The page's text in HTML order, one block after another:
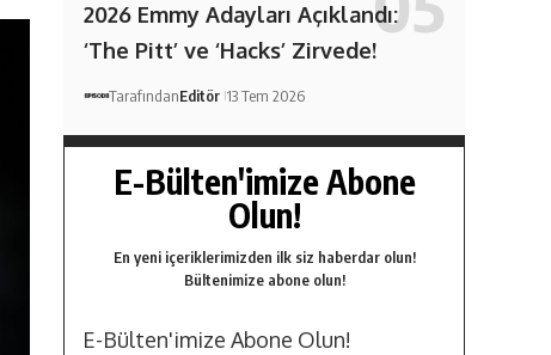
2026 Emmy Adayları Açıklandı:
‘The Pitt’ ve ‘Hacks’ Zirvede!
TarafındanEditör 13 Tem 2026
E-Bülten'imize Abone
Olun!
En yeni içeriklerimizden ilk siz haberdar olun!
Bültenimize abone olun!
E-Bülten'imize Abone Olun!